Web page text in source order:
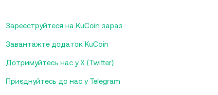
Зареєструйтеся на KuCoin зараз
Завантажте додаток KuCoin
Дотримуйтесь нас у X (Twitter)
Приєднуйтесь до нас у Telegram